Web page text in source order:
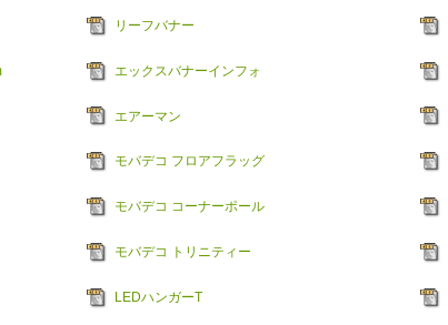
リーフバナー
エックスバナーインフォ
エアーマン
モバデコ フロアフラッグ
モバデコ コーナーポール
モバデコ トリニティー
LEDハンガーT